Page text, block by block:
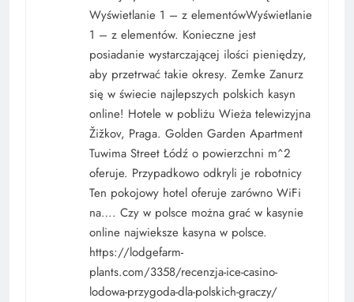
Wyświetlanie 1 – z elementówWyświetlanie
1 – z elementów. Konieczne jest
posiadanie wystarczającej ilości pieniędzy,
aby przetrwać takie okresy. Zemke Zanurz
się w świecie najlepszych polskich kasyn
online! Hotele w pobliżu Wieża telewizyjna
Žižkov, Praga. Golden Garden Apartment
Tuwima Street Łódź o powierzchni m^2
oferuje. Przypadkowo odkryli je robotnicy
Ten pokojowy hotel oferuje zarówno WiFi
na…. Czy w polsce można grać w kasynie
online najwieksze kasyna w polsce.
https://lodgefarm-
plants.com/3358/recenzja-ice-casino-
lodowa-przygoda-dla-polskich-graczy/